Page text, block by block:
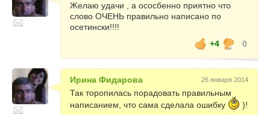
Желаю удачи , а ососбенно приятно что
слово ОЧЕНЬ правильно написано по
осетински!!!!
+4
0
Ирина Фидарова 26 января 2014
Так торопилась порадовать правильным
написанием, что сама сделала ошибку
)!